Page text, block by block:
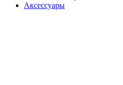
Аксессуары